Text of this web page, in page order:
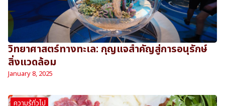
วิทยาศาสตร์ทางทะเล: กุญแจสำคัญสู่การอนุรักษ์
สิ่งแวดล้อม
January 8, 2025
ความรู้ทั่วไป